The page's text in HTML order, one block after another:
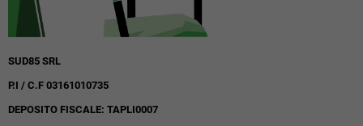
SUD85 SRL
P.I / C.F 03161010735
DEPOSITO FISCALE: TAPLI0007